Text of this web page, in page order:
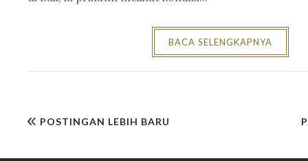
BACA SELENGKAPNYA
POSTINGAN LEBIH BARU